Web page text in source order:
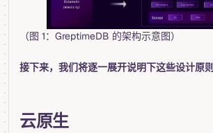
（图 1：GreptimeDB 的架构示意图）
接下来，我们将逐一展开说明下这些设计原则
云原生